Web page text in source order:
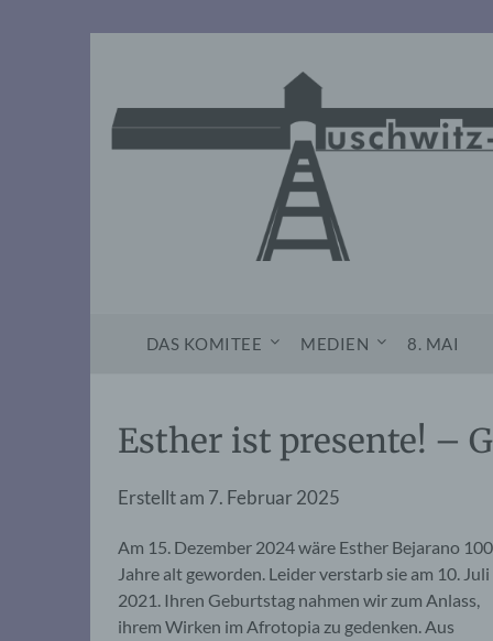
DAS KOMITEE MEDIEN 8. MAI
Esther ist presente! –
Erstellt am 7. Februar 2025
Am 15. Dezember 2024 wäre Esther Bejarano 100
Jahre alt geworden. Leider verstarb sie am 10. Juli
2021. Ihren Geburtstag nahmen wir zum Anlass,
ihrem Wirken im Afrotopia zu gedenken. Aus